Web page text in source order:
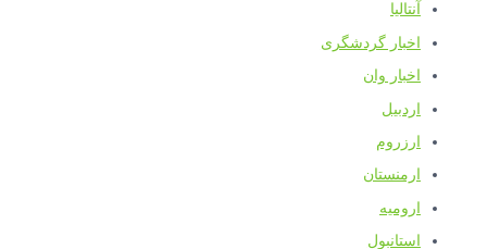
آنتالیا
اخبار گردشگری
اخبار وان
اردبیل
ارزروم
ارمنستان
ارومیه
استانبول